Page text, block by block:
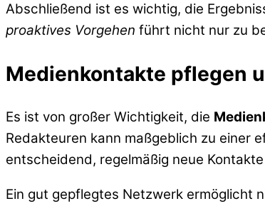
Abschließend ist es wichtig, die
proaktives Vorgehen führt nicht nur zu
Medienkontakte pflegen
Es ist von großer Wichtigkeit, die
Redakteuren kann maßgeblich zu einer
entscheidend, regelmäßig neue
Ein gut gepflegtes Netzwerk ermöglicht